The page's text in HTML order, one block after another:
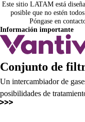
Pasar
contenido
principal
Este sitio LATAM está
posible que no estén
Póngase en
Información importante
Conjunto de
Un intercambiador de
posibilidades de